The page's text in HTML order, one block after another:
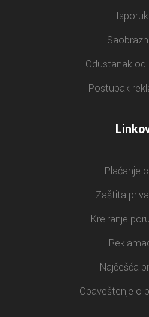
Odustanak
Postupak
Plaćanje
Zaštita
Kreiranje
Najčešća
Obaveštenje o